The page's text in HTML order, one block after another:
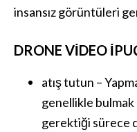
insansız görüntüleri
DRONE VIDEO
atış tutun –
genellikle
gerektiği sürece